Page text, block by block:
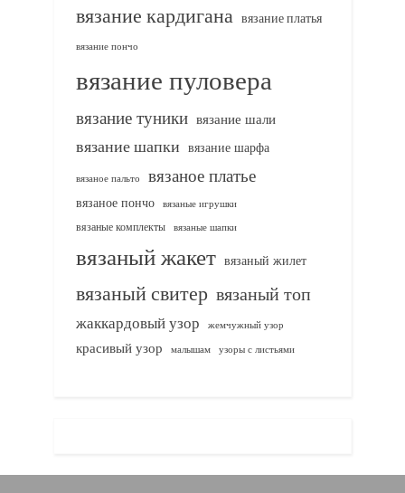
вязание кардигана вязание платья
вязание пончо
вязание пуловера
вязание туники вязание шали
вязание шапки вязание шарфа
вязаное пальто вязаное платье
вязаное пончо вязаные игрушки
вязаные комплекты
вязаные шапки
вязаный жакет вязаный жилет
вязаный свитер вязаный топ
жаккардовый узор жемчужный узор
красивый узор малышам узоры с листьями